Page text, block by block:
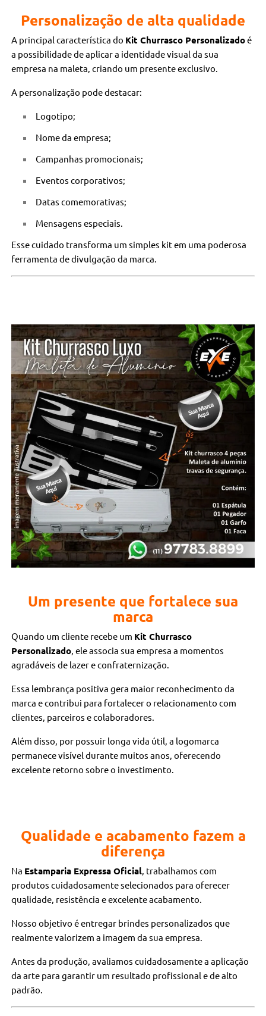
Personalização de alta qualidade
A principal característica do Kit Churrasco Personalizadoé
a possibilidade de aplicar a identidade visual da sua
empresa na maleta, criando um presente exclusivo.
A personalização pode destacar:
Logotipo;
Nome da empresa;
Campanhas promocionais;
Eventos corporativos;
Datas comemorativas;
Mensagens especiais.
Esse cuidado transforma um simples kit em uma poderosa
ferramenta de divulgação da marca.
Um presente que fortalece sua
marca
Quando um cliente recebe um Kit Churrasco
Personalizado, ele associa sua empresa a momentos
agradáveis de lazer e confraternização.
Essa lembrança positiva gera maior reconhecimento da
marca e contribui para fortalecer o relacionamento com
clientes, parceiros e colaboradores.
Além disso, por possuir longa vida útil, a logomarca
permanece visível durante muitos anos, oferecendo
excelente retorno sobre o investimento.
Qualidade e acabamento fazem a
diferença
Na Estamparia Expressa Oficial, trabalhamos com
produtos cuidadosamente selecionados para oferecer
qualidade, resistência e excelente acabamento.
Nosso objetivo é entregar brindes personalizados que
realmente valorizem a imagem da sua empresa.
Antes da produção, avaliamos cuidadosamente a aplicação
da arte para garantir um resultado profissional e de alto
padrão.